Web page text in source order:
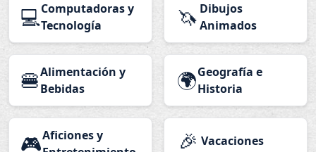
💻Computadoras y
Tecnología
🦄 Dibujos
Animados
🍔Alimentación y
Bebidas
🌍Geografía e
Historia
🎮Aficiones y
🎉 Vacaciones